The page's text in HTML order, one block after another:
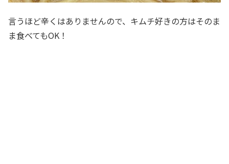
言うほど辛くはありませんので、キムチ好きの方はそのま
ま食べてもOK！